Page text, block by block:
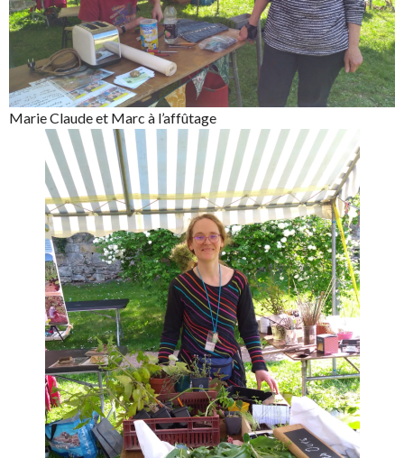
Marie Claude et Marc à l’affûtage